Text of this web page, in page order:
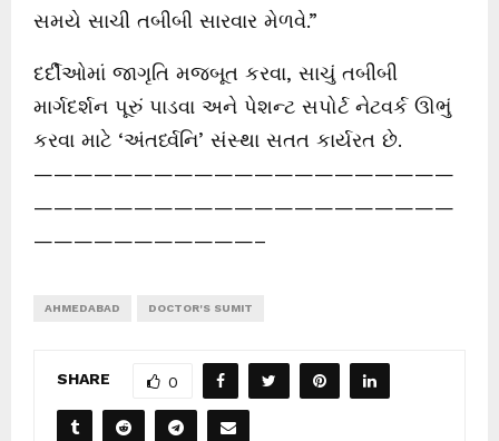
સમયે સાચી તબીબી સારવાર મેળવે.”
દર્દીઓમાં જાગૃતિ મજબૂત કરવા, સાચું તબીબી
માર્ગદર્શન પૂરું પાડવા અને પેશન્ટ સપોર્ટ નેટવર્ક ઊભું
કરવા માટે ‘અંતર્ધ્વનિ’ સંસ્થા સતત કાર્યરત છે.
—————————————————————
—————————————————————
———————————–
AHMEDABAD DOCTOR'S SUMIT
SHARE 0